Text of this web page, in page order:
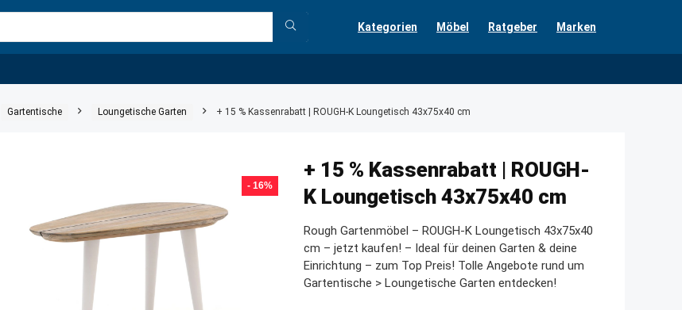
Kategorien Möbel Ratgeber Marken
Gartentische Loungetische Garten + 15 % Kassenrabatt | ROUGH-K Loungetisch 43x75x40 cm
- 16%
+ 15 % Kassenrabatt | ROUGH-
K Loungetisch 43x75x40 cm
Rough Gartenmöbel – ROUGH-K Loungetisch 43x75x40
cm – jetzt kaufen! – Ideal für deinen Garten & deine
Einrichtung – zum Top Preis! Tolle Angebote rund um
Gartentische > Loungetische Garten entdecken!